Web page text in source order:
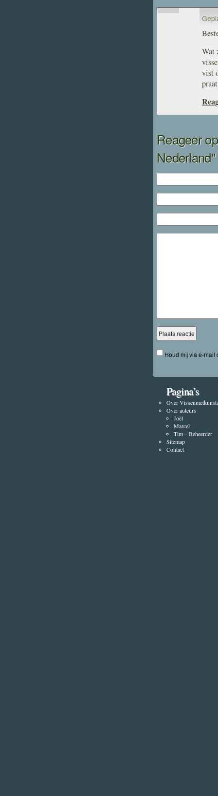
Wat
vist
Reageer
Nederland"
Houd mij via e-mail
Pagina’s
Over
Over auteurs
Joël
Marcel
Tim – Beheerder
Sitemap
Contact